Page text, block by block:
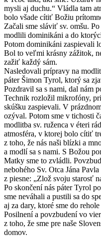
mysli aj duchu.“ Vládla tam
bolo všade cítiť Božiu
Začali sme sláviť sv. omšu.
modlili dominikáni a do
Potom dominikáni zaspievali
Bol to veľmi krásny zážitok,
zažiť každý sám.
Nasledovali prípravy na
páter Šimon Tyrol, ktorý sa
Pozdravil sa s nami, dal nám
Technik rozložil mikrofóny,
skúšku zaspievali. V
ozýval. Potom sme v tichosti
modlitba sv. ruženca v éteri
atmosféra, v ktorej bolo cítiť
z toho, že nás naši blízki a
a modlí sa s nami. S Božou
Matky sme to zvládli.
nebohého Sv. Otca Jána
z piesne: „Zlož svoju starosť
Po skončení nás páter Tyrol
sme neváhali a pustili sa do
aj za dary, ktoré sme do
Posilnení a povzbudení vo
z toho, že sme pre naše
domov.